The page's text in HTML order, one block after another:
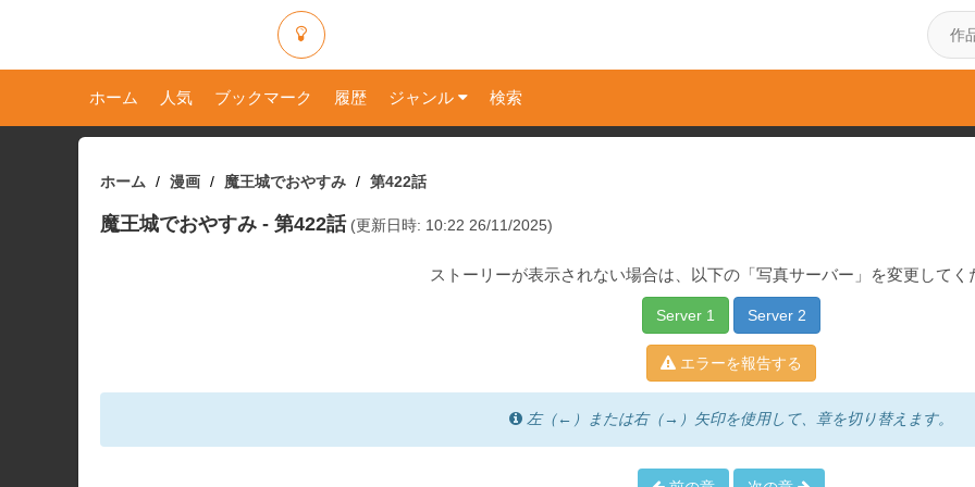
ホーム 人気 ブックマーク 履歴 ジャンル 検索
ホーム 漫画 魔王城でおやすみ 第422話
魔王城でおやすみ - 第422話 (更新日時: 10:22 26/11/2025)
ストーリーが表示されない場合は、以下の「写真サーバー」を変更してく
Server 1 Server 2
エラーを報告する
左（←）または右（→）矢印を使用して、章を切り替えます。